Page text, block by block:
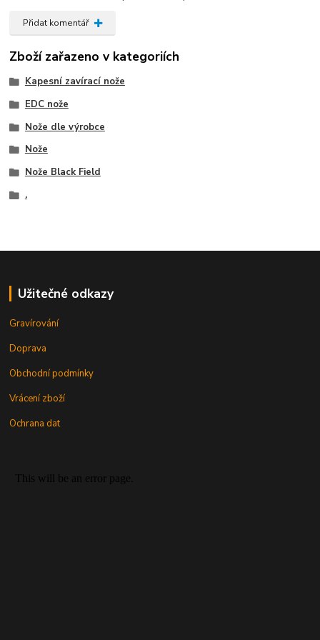
Přidat komentář
Zboží zařazeno v kategoriích
Kapesní zavírací nože
EDC nože
Nože dle výrobce
Nože
Nože Black Field
.
Užitečné odkazy
Gravírování
Doprava
Obchodní podmínky
Vrácení zboží
Ochrana dat